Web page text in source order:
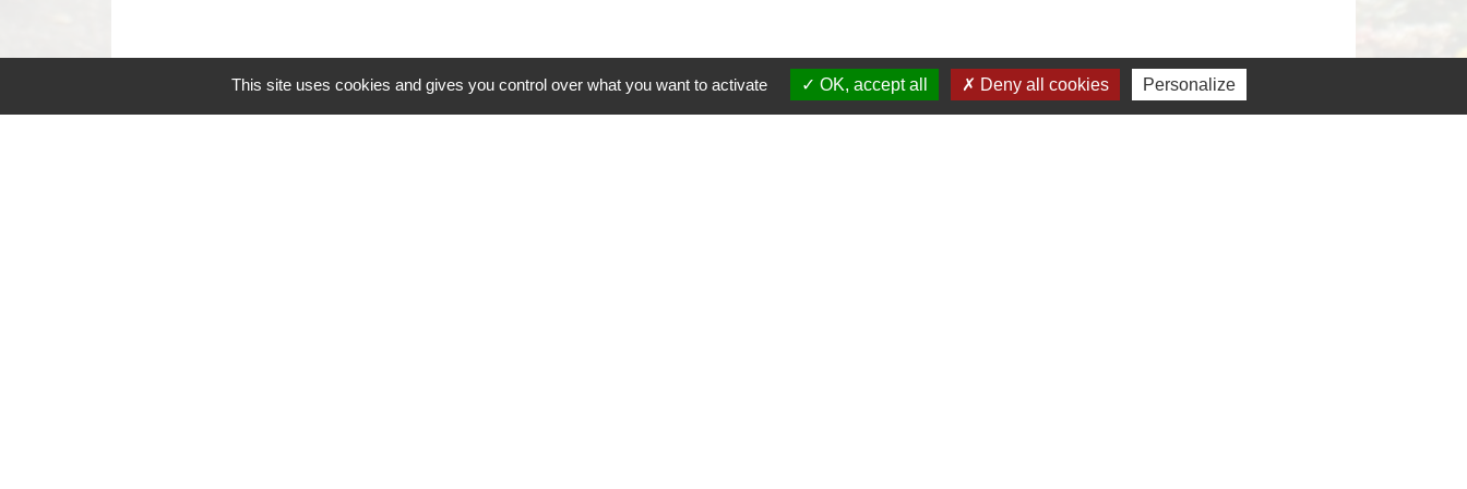
This site uses cookies and gives you control over what you want to activate OK, accept all Deny all cookies Personalize